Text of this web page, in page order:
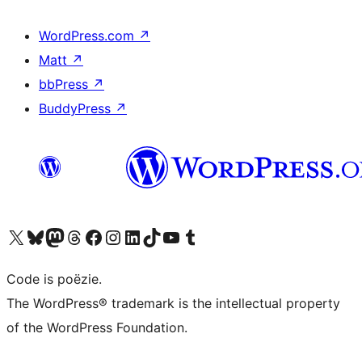
WordPress.com ↗
Matt ↗
bbPress ↗
BuddyPress ↗
Bezoek ons X (voorheen Twitter) account
Bezoek ons Bluesky account
Bezoek ons Mastodon account
Bezoek ons Threads account
Onze Facebook pagina bezoeken
Bezoek ons Instagram account
Bezoek ons LinkedIn account
Bezoek ons TikTok account
Bezoek ons YouTube kanaalBezoek ons Tumblr account
Code is poëzie.
The WordPress® trademark is the intellectual property
of the WordPress Foundation.